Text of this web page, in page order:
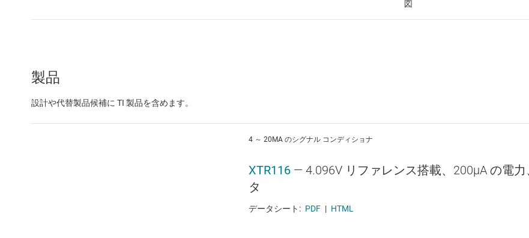
図
製品
設計や代替製品候補に TI 製品を含めます。
4 ～ 20MA のシグナル コンディショナ
XTR116 — 4.096V リファレンス搭載、200μA の電
タ
データシート: PDF | HTML